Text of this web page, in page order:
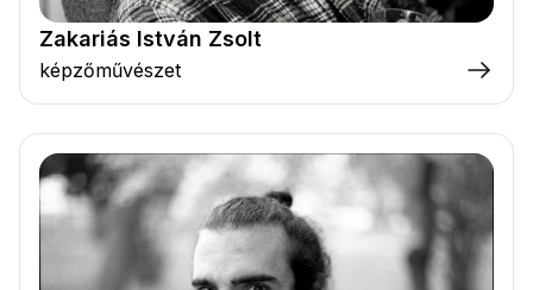
Zakariás István Zsolt
képzőművészet